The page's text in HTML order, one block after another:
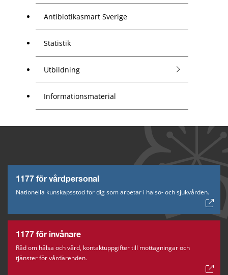
Antibiotikasmart Sverige
Statistik
Utbildning
Informationsmaterial
1177 för vårdpersonal
Nationella kunskapsstöd för dig som arbetar i hälso- och sjukvården.
1177 för invånare
Råd om hälsa och vård, kontaktuppgifter till mottagningar och
tjänster för vårdärenden.